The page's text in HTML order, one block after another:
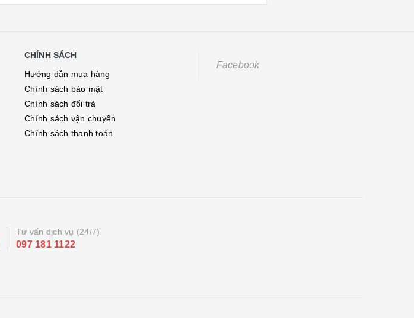
CHÍNH SÁCH
Hướng dẫn mua hàng
Chính sách bảo mật
Chính sách đổi trả
Chính sách vận chuyển
Chính sách thanh toán
Facebook
Tư vấn dịch vụ (24/7)
097 181 1122